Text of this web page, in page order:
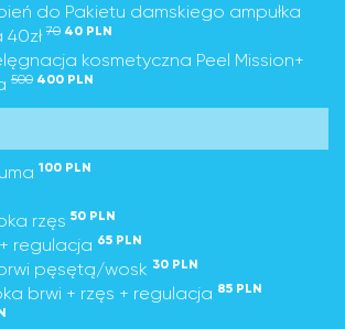
do Pakietu damskiego ampułka
70 40 PLN
kosmetyczna Peel Mission+
500 400 PLN
100 PLN
rzęs 50 PLN
regulacja 65 PLN
pęsętą/wosk 30 PLN
brwi + rzęs + regulacja 85 PLN